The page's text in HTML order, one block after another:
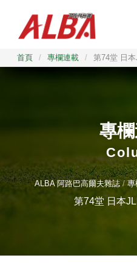
首頁 / 專欄連載 / 第74堂 日本
專
ALBA 阿路巴高爾夫雜誌 專
第74堂 日本